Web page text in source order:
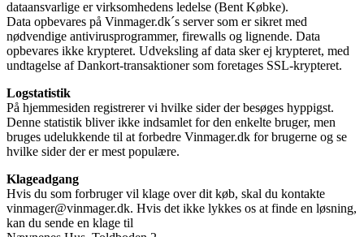
dataansvarlige er virksomhedens ledelse (Bent Købke).
Data opbevares på Vinmager.dk´s server som er sikret med
nødvendige antivirusprogrammer, firewalls og lignende. Data
opbevares ikke krypteret. Udveksling af data sker ej krypteret, med
undtagelse af Dankort-transaktioner som foretages SSL-krypteret.
Logstatistik
På hjemmesiden registrerer vi hvilke sider der besøges hyppigst.
Denne statistik bliver ikke indsamlet for den enkelte bruger, men
bruges udelukkende til at forbedre Vinmager.dk for brugerne og se
hvilke sider der er mest populære.
Klageadgang
Hvis du som forbruger vil klage over dit køb, skal du kontakte
vinmager@vinmager.dk. Hvis det ikke lykkes os at finde en løsning,
kan du sende en klage til